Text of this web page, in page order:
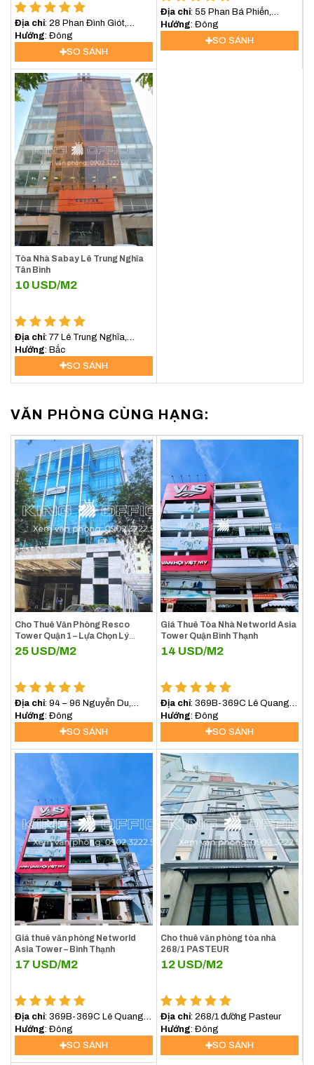
Địa chỉ: 28 Phan Đình Giót,
phường Tân Sơn Hòa, quận Tân
Hướng : Đông
SO SÁNH
Địa chỉ: 55 Phan Bá Phiến,
phường 12, Quận Tân Bình,
Hướng : Đông
SO SÁNH
Tòa Nhà Sabay Lê Trung Nghĩa
Tân Bình
10 USD/M2
Địa chỉ: 77 Lê Trung Nghĩa,
Phường Bảy Hiền, TP. HCM
Hướng : Bắc
SO SÁNH
VĂN PHÒNG CÙNG HẠNG:
Cho Thuê Văn Phòng Resco
Tower Quận 1 – Lựa Chọn Lý
Tưởng Cho Doanh Nghiệp Tại
Trung Tâm TP.HCM
25 USD/M2
Địa chỉ: 94 – 96 Nguyễn Du,
Phường Sài Gòn (Phường Bến
Nghé, Quận 1)
Hướng : Đông
SO SÁNH
Giá Thuê Tòa Nhà Networld Asia
Tower Quận Bình Thạnh
14 USD/M2
Địa chỉ: 369B-369C Lê Quang
Định, Phường Bình Lợi Trung,
(Bình Thạnh) TP.HCM
Hướng : Đông
SO SÁNH
Giá thuê văn phòng Networld
Asia Tower – Bình Thạnh
17 USD/M2
Địa chỉ: 369B-369C Lê Quang
Định, Phường Bình lợi
Trung,TP.HCM
Hướng : Đông
SO SÁNH
Cho thuê văn phòng tòa nhà
268/1 PASTEUR
12 USD/M2
Địa chỉ: 268/1 đường Pasteur
Hướng : Đông
SO SÁNH